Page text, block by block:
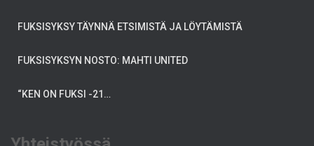
FUKSISYKSY TÄYNNÄ ETSIMISTÄ JA LÖYTÄMISTÄ
FUKSISYKSYN NOSTO: MAHTI UNITED
“KEN ON FUKSI -21…